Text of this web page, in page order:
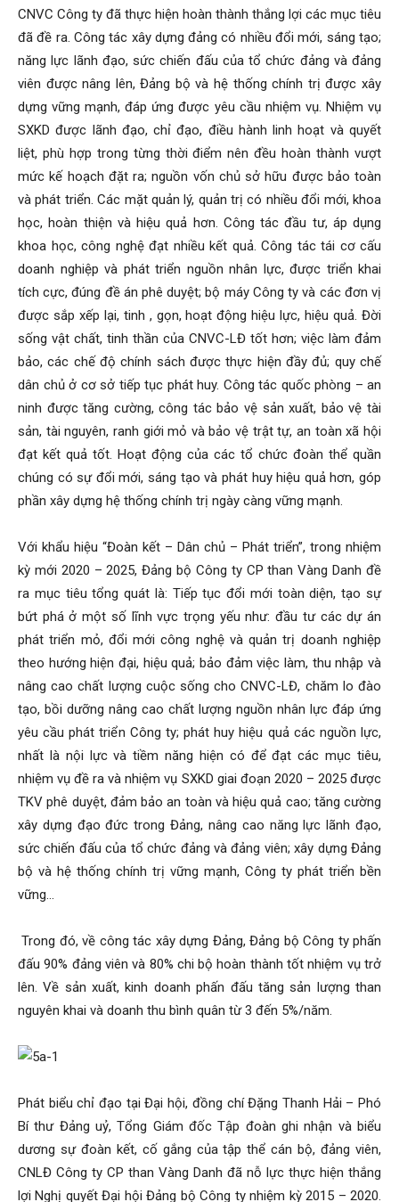
CNVC Công ty đã thực hiện hoàn thành thắng lợi các mục tiêu
đã đề ra. Công tác xây dựng đảng có nhiều đổi mới, sáng tạo;
năng lực lãnh đạo, sức chiến đấu của tổ chức đảng và đảng
viên được nâng lên, Đảng bộ và hệ thống chính trị được xây
dựng vững mạnh, đáp ứng được yêu cầu nhiệm vụ. Nhiệm vụ
SXKD được lãnh đạo, chỉ đạo, điều hành linh hoạt và quyết
liệt, phù hợp trong từng thời điểm nên đều hoàn thành vượt
mức kế hoạch đặt ra; nguồn vốn chủ sở hữu được bảo toàn
và phát triển. Các mặt quản lý, quản trị có nhiều đổi mới, khoa
học, hoàn thiện và hiệu quả hơn. Công tác đầu tư, áp dụng
khoa học, công nghệ đạt nhiều kết quả. Công tác tái cơ cấu
doanh nghiệp và phát triển nguồn nhân lực, được triển khai
tích cực, đúng đề án phê duyệt; bộ máy Công ty và các đơn vị
được sắp xếp lại, tinh , gọn, hoạt động hiệu lực, hiệu quả. Đời
sống vật chất, tinh thần của CNVC-LĐ tốt hơn; việc làm đảm
bảo, các chế độ chính sách được thực hiện đầy đủ; quy chế
dân chủ ở cơ sở tiếp tục phát huy. Công tác quốc phòng – an
ninh được tăng cường, công tác bảo vệ sản xuất, bảo vệ tài
sản, tài nguyên, ranh giới mỏ và bảo vệ trật tự, an toàn xã hội
đạt kết quả tốt. Hoạt động của các tổ chức đoàn thể quần
chúng có sự đổi mới, sáng tạo và phát huy hiệu quả hơn, góp
phần xây dựng hệ thống chính trị ngày càng vững mạnh.
Với khẩu hiệu “Đoàn kết – Dân chủ – Phát triển”, trong nhiệm
kỳ mới 2020 – 2025, Đảng bộ Công ty CP than Vàng Danh đề
ra mục tiêu tổng quát là: Tiếp tục đổi mới toàn diện, tạo sự
bứt phá ở một số lĩnh vực trọng yếu như: đầu tư các dự án
phát triển mỏ, đổi mới công nghệ và quản trị doanh nghiệp
theo hướng hiện đại, hiệu quả; bảo đảm việc làm, thu nhập và
nâng cao chất lượng cuộc sống cho CNVC-LĐ, chăm lo đào
tạo, bồi dưỡng nâng cao chất lượng nguồn nhân lực đáp ứng
yêu cầu phát triển Công ty; phát huy hiệu quả các nguồn lực,
nhất là nội lực và tiềm năng hiện có để đạt các mục tiêu,
nhiệm vụ đề ra và nhiệm vụ SXKD giai đoạn 2020 – 2025 được
TKV phê duyệt, đảm bảo an toàn và hiệu quả cao; tăng cường
xây dựng đạo đức trong Đảng, nâng cao năng lực lãnh đạo,
sức chiến đấu của tổ chức đảng và đảng viên; xây dựng Đảng
bộ và hệ thống chính trị vững mạnh, Công ty phát triển bền
vững…
Trong đó, về công tác xây dựng Đảng, Đảng bộ Công ty phấn
đấu 90% đảng viên và 80% chi bộ hoàn thành tốt nhiệm vụ trở
lên. Về sản xuất, kinh doanh phấn đấu tăng sản lượng than
nguyên khai và doanh thu bình quân từ 3 đến 5%/năm.
Phát biểu chỉ đạo tại Đại hội, đồng chí Đặng Thanh Hải – Phó
Bí thư Đảng uỷ, Tổng Giám đốc Tập đoàn ghi nhận và biểu
dương sự đoàn kết, cố gắng của tập thể cán bộ, đảng viên,
CNLĐ Công ty CP than Vàng Danh đã nỗ lực thực hiện thắng
lợi Nghị quyết Đại hội Đảng bộ Công ty nhiệm kỳ 2015 – 2020.